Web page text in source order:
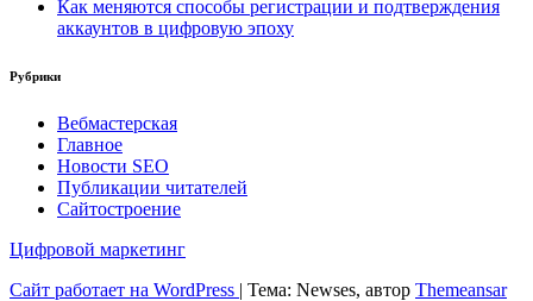
Как меняются способы регистрации и подтверждения
аккаунтов в цифровую эпоху
Рубрики
Вебмастерская
Главное
Новости SEO
Публикации читателей
Сайтостроение
Цифровой маркетинг
Сайт работает на WordPress | Тема: Newses, автор Themeansar